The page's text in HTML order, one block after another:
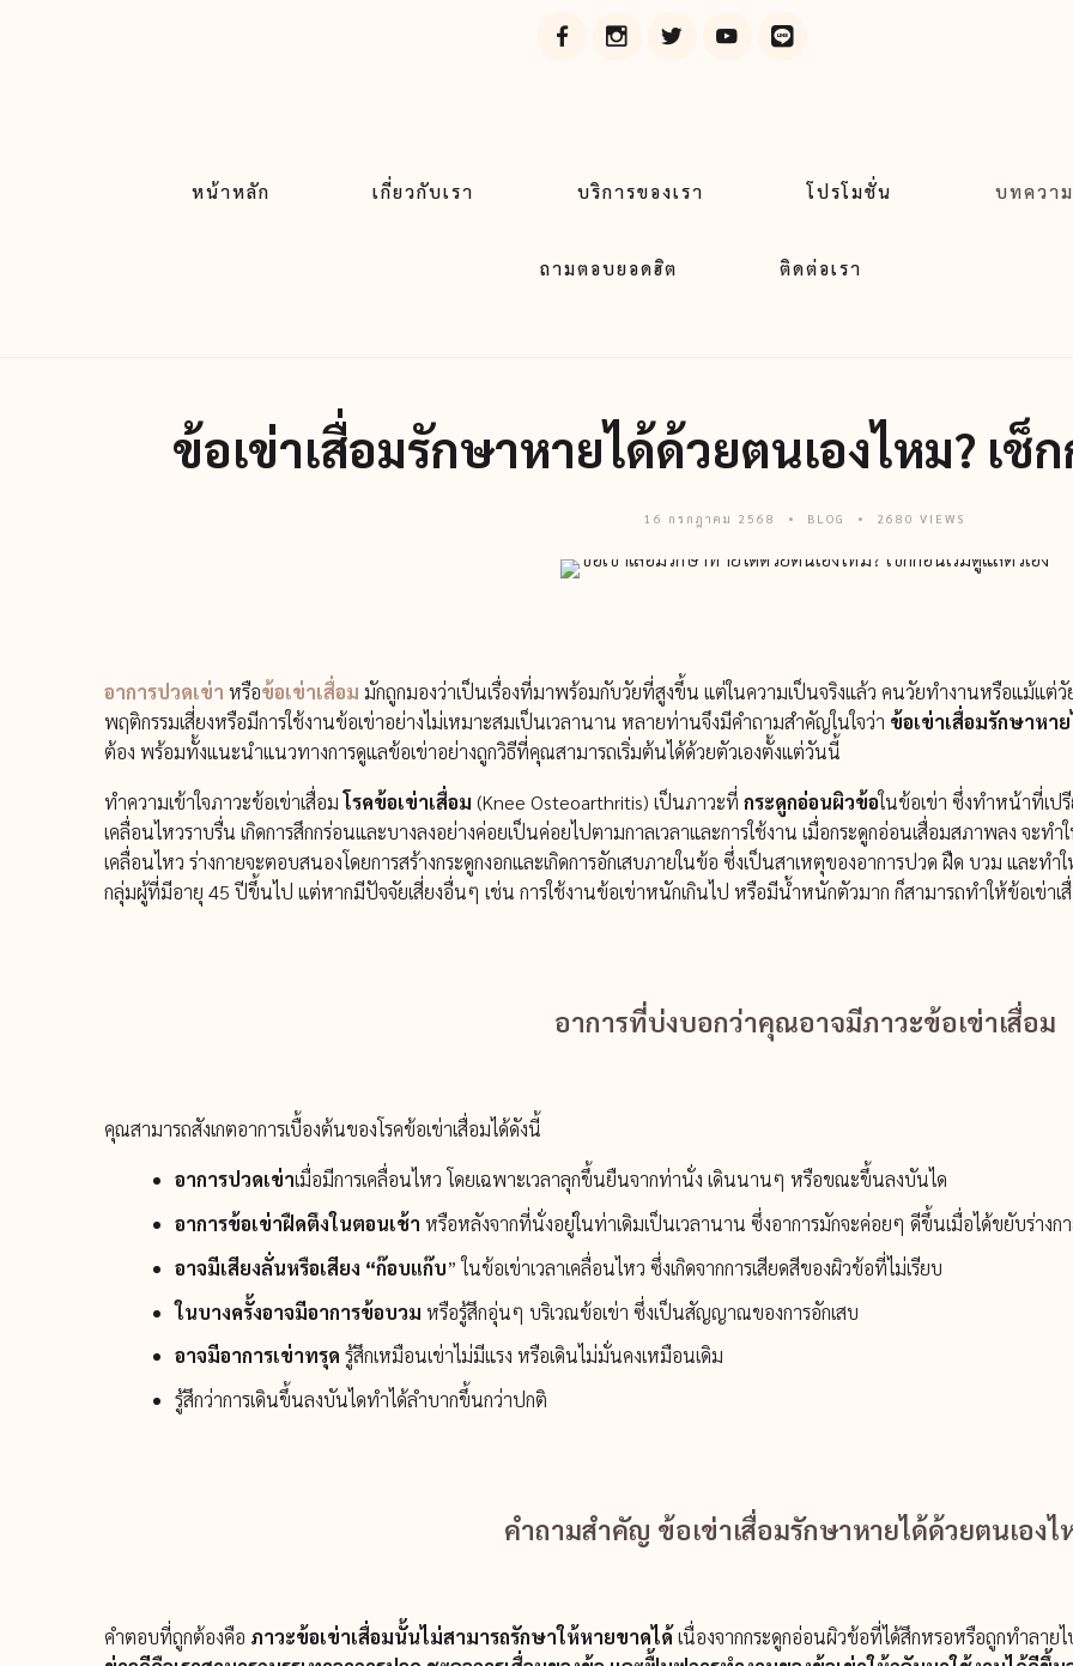
หน้าหลัก เกี่ยวกับเรา บริการของเรา โปรโมชั่น บทความ
ถามตอบยอดฮิต ติดต่อเรา
ข้อเข่าเสื่อมรักษาหายได้ด้วยตนเองไหม? เช็
16 กรกฎาคม 2568 BLOG 2680 VIEWS
อาการปวดเข่า หรือข้อเข่าเสื่อม มักถูกมองว่าเป็นเรื่องที่มาพร้อมกับวัยที่สูงขึ้น แต่ในความเป็นจริงแล้ว คนวัยทำงานหรือแม้แต่
พฤติกรรมเสี่ยงหรือมีการใช้งานข้อเข่าอย่างไม่เหมาะสมเป็นเวลานาน หลายท่านจึงมีคำถามสำคัญในใจว่า ข้อเข่าเสื่อมรักษาหา
ต้อง พร้อมทั้งแนะนำแนวทางการดูแลข้อเข่าอย่างถูกวิธีที่คุณสามารถเริ่มต้นได้ด้วยตัวเองตั้งแต่วันนี้
ทำความเข้าใจภาวะข้อเข่าเสื่อมโรคข้อเข่าเสื่อม (Knee Osteoarthritis) เป็นภาวะที่ กระดูกอ่อนผิวข้อในข้อเข่า ซึ่งทำหน้าที่เป
เคลื่อนไหวราบรื่น เกิดการสึกกร่อนและบางลงอย่างค่อยเป็นค่อยไปตามกาลเวลาและการใช้งาน เมื่อกระดูกอ่อนเสื่อมสภาพลง จะทำ
เคลื่อนไหว ร่างกายจะตอบสนองโดยการสร้างกระดูกงอกและเกิดการอักเสบภายในข้อ ซึ่งเป็นสาเหตุของอาการปวด ฝืด บวม และ
กลุ่มผู้ที่มีอายุ 45 ปีขึ้นไป แต่หากมีปัจจัยเสี่ยงอื่นๆ เช่น การใช้งานข้อเข่าหนักเกินไป หรือมีน้ำหนักตัวมาก ก็สามารถทำให้ข้อเข่าเสื่
อาการที่บ่งบอกว่าคุณอาจมีภาวะข้อเข่าเสื่อม
คุณสามารถสังเกตอาการเบื้องต้นของโรคข้อเข่าเสื่อมได้ดังนี้
อาการปวดเข่าเมื่อมีการเคลื่อนไหว โดยเฉพาะเวลาลุกขึ้นยืนจากท่านั่ง เดินนานๆ หรือขณะขึ้นลงบันได
อาการข้อเข่าฝืดตึงในตอนเช้า หรือหลังจากที่นั่งอยู่ในท่าเดิมเป็นเวลานาน ซึ่งอาการมักจะค่อยๆ ดีขึ้นเมื่อได้ขยับร่างก
อาจมีเสียงลั่นหรือเสียง “ก๊อบแก๊บ” ในข้อเข่าเวลาเคลื่อนไหว ซึ่งเกิดจากการเสียดสีของผิวข้อที่ไม่เรียบ
ในบางครั้งอาจมีอาการข้อบวม หรือรู้สึกอุ่นๆ บริเวณข้อเข่า ซึ่งเป็นสัญญาณของการอักเสบ
อาจมีอาการเข่าทรุด รู้สึกเหมือนเข่าไม่มีแรง หรือเดินไม่มั่นคงเหมือนเดิม
รู้สึกว่าการเดินขึ้นลงบันไดทำได้ลำบากขึ้นกว่าปกติ
คำถามสำคัญ ข้อเข่าเสื่อมรักษาหายได้ด้วยตนเองไ
คำตอบที่ถูกต้องคือ ภาวะข้อเข่าเสื่อมนั้นไม่สามารถรักษาให้หายขาดได้เนื่องจากกระดูกอ่อนผิวข้อที่ได้สึกหรอหรือถูกทำลาย